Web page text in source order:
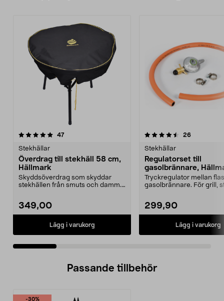
47recensioner
Stekhällar
Överdrag till stekhäll 58 cm,
Hällmark
Skyddsöverdrag som skyddar
stekhällen från smuts och damm.
349,00
Lägg i varukorg
4.5 av 5 stjärnor 26recensioner
Stekhällar
Regulatorset till
gasolbrännare,
Tryckregulator mellan
gasolbrännare. För grill,
299,90
Lägg i varukorg
4.5 av 5 stjärnor
Passande tillbehör
-30%